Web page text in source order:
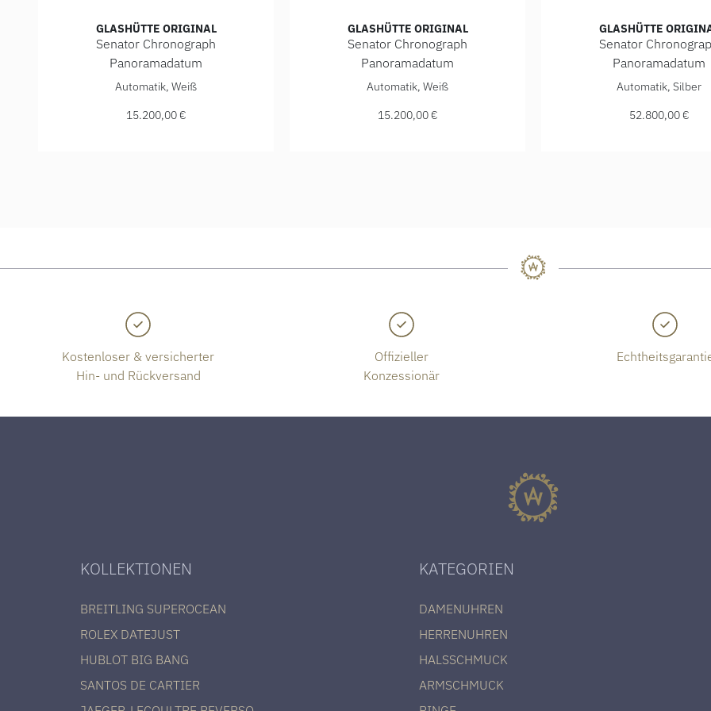
GLASHÜTTE ORIGINAL
Senator Chronograph
Panoramadatum
Glashütte Original Senator Chronograph Panoramadatum, Ref: 1-37-01-05-02-33, Preis: 15.200,00 €
Automatik, Weiß
15.200,00 €
GLASHÜTTE ORIGINAL
Senator Chronograph
Panoramadatum
Glashütte Original Senator Chronograph Panoramadatum, Ref: 1-37-
Automatik, Weiß
15.200,00 €
GLASHÜTTE
Senator
Panoramadatum
Glashütte Original
Automatik, Silber
52.800,00 €
Kostenloser & versicherter
Hin- und Rückversand
Offizieller
Konzessionär
KOLLEKTIONEN
BREITLING SUPEROCEAN
ROLEX DATEJUST
HUBLOT BIG BANG
SANTOS DE CARTIER
KATEGORIEN
DAMENUHREN
HERRENUHREN
HALSSCHMUCK
ARMSCHMUCK